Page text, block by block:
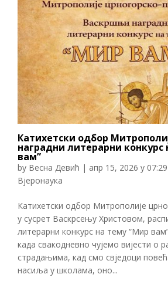
Катихетски одбор
наградни литерарни конкурс
вам”
by Весна Девић | апр 15, 2026 у 07:29
Вјеронаука
Катихетски одбор Митрополије
у сусрет Васкрсењу Христовом,
литерарни конкурс на тему “Мир
када свакодневно чујемо вијести о
страдањима, кад смо свједоци
насиља у школама, оно...